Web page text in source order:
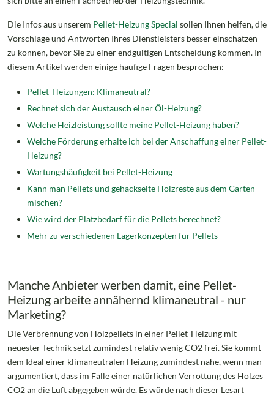
Die Infos aus unserem Pellet-Heizung Special sollen Ihnen helfen, die
Vorschläge und Antworten Ihres Dienstleisters besser einschätzen
zu können, bevor Sie zu einer endgültigen Entscheidung kommen. In
diesem Artikel werden einige häufige Fragen besprochen:
Pellet-Heizungen: Klimaneutral?
Rechnet sich der Austausch einer Öl-Heizung?
Welche Heizleistung sollte meine Pellet-Heizung haben?
Welche Förderung erhalte ich bei der Anschaffung einer Pellet-
Heizung?
Wartungshäufigkeit bei Pellet-Heizung
Kann man Pellets und gehäckselte Holzreste aus dem Garten
mischen?
Wie wird der Platzbedarf für die Pellets berechnet?
Mehr zu verschiedenen Lagerkonzepten für Pellets
Manche Anbieter werben damit, eine Pellet-
Heizung arbeite annähernd klimaneutral - nur
Marketing?
Die Verbrennung von Holzpellets in einer Pellet-Heizung mit
neuester Technik setzt zumindest relativ wenig CO2 frei. Sie kommt
dem Ideal einer klimaneutralen Heizung zumindest nahe, wenn man
argumentiert, dass im Falle einer natürlichen Verrottung des Holzes
CO2 an die Luft abgegeben würde. Es würde nach dieser Lesart